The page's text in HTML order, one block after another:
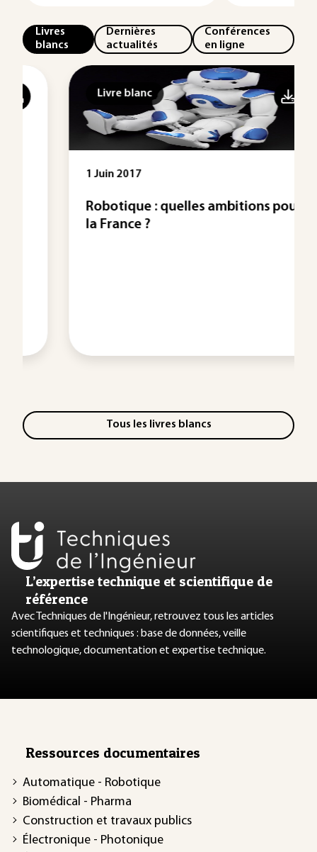
Livres
blancs
Dernières
actualités
Conférences
en ligne
Livre blanc
1 Juin 2017
Robotique : quelles ambitions pour
la France ?
Tous les livres blancs
L’expertise technique et scientifique de
référence
Avec Techniques de l'Ingénieur, retrouvez tous les articles
scientifiques et techniques : base de données, veille
technologique, documentation et expertise technique.
Ressources documentaires
Automatique - Robotique
Biomédical - Pharma
Construction et travaux publics
Électronique - Photonique